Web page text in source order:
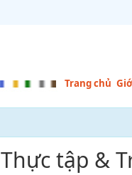
Trang chủ
Thực tập &